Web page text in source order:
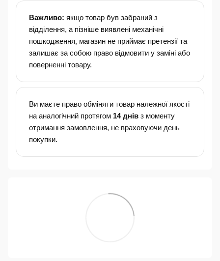
Важливо: якщо товар був забраний з
відділення, а пізніше виявлені механічні
пошкодження, магазин не приймає претензії та
залишає за собою право відмовити у заміні або
поверненні товару.
Ви маєте право обміняти товар належної якості
на аналогічний протягом 14 днів з моменту
отримання замовлення, не враховуючи день
покупки.